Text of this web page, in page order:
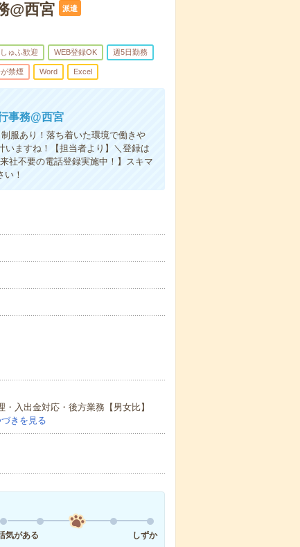
@西宮 派遣
しゅふ歓迎 WEB登録OK 週5日勤務
禁煙 Word Excel
事務@西宮
服あり！落ち着いた環境で働きや
いますね！【担当者より】＼登録は
社不要の電話登録実施中！】スキマ
！
入出金対応・後方業務【男女比】
きを見る
気がある
しずか